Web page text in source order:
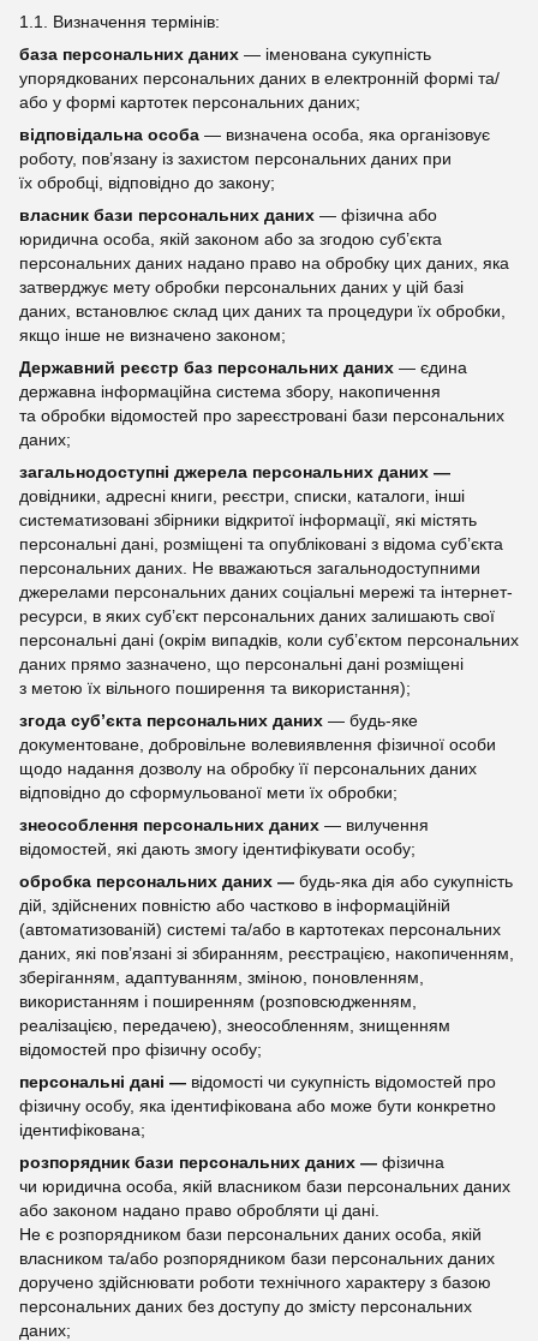
1.1. Визначення термінів:
база персональних даних — іменована сукупність
упорядкованих персональних даних в електронній формі та/
або у формі картотек персональних даних;
відповідальна особа — визначена особа, яка організовує
роботу, пов’язану із захистом персональних даних при
їх обробці, відповідно до закону;
власник бази персональних даних — фізична або
юридична особа, якій законом або за згодою суб’єкта
персональних даних надано право на обробку цих даних, яка
затверджує мету обробки персональних даних у цій базі
даних, встановлює склад цих даних та процедури їх обробки,
якщо інше не визначено законом;
Державний реєстр баз персональних даних — єдина
державна інформаційна система збору, накопичення
та обробки відомостей про зареєстровані бази персональних
даних;
загальнодоступні джерела персональних даних —
довідники, адресні книги, реєстри, списки, каталоги, інші
систематизовані збірники відкритої інформації, які містять
персональні дані, розміщені та опубліковані з відома суб’єкта
персональних даних. Не вважаються загальнодоступними
джерелами персональних даних соціальні мережі та інтернет-
ресурси, в яких суб’єкт персональних даних залишають свої
персональні дані (окрім випадків, коли суб’єктом персональних
даних прямо зазначено, що персональні дані розміщені
з метою їх вільного поширення та використання);
згода суб’єкта персональних даних — будь-яке
документоване, добровільне волевиявлення фізичної особи
щодо надання дозволу на обробку її персональних даних
відповідно до сформульованої мети їх обробки;
знеособлення персональних даних — вилучення
відомостей, які дають змогу ідентифікувати особу;
обробка персональних даних — будь-яка дія або сукупність
дій, здійснених повністю або частково в інформаційній
(автоматизованій) системі та/або в картотеках персональних
даних, які пов’язані зі збиранням, реєстрацією, накопиченням,
зберіганням, адаптуванням, зміною, поновленням,
використанням і поширенням (розповсюдженням,
реалізацією, передачею), знеособленням, знищенням
відомостей про фізичну особу;
персональні дані — відомості чи сукупність відомостей про
фізичну особу, яка ідентифікована або може бути конкретно
ідентифікована;
розпорядник бази персональних даних — фізична
чи юридична особа, якій власником бази персональних даних
або законом надано право обробляти ці дані.
Не є розпорядником бази персональних даних особа, якій
власником та/або розпорядником бази персональних даних
доручено здійснювати роботи технічного характеру з базою
персональних даних без доступу до змісту персональних
даних;